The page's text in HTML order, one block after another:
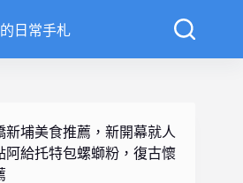
日常手札
新埔美食推薦，新開幕就人
阿給托特包螺螄粉，復古懷